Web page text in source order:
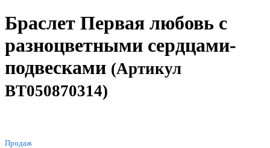
Браслет Первая любовь с
разноцветными сердцами-
подвесками (Артикул
BT050870314)
Продаж